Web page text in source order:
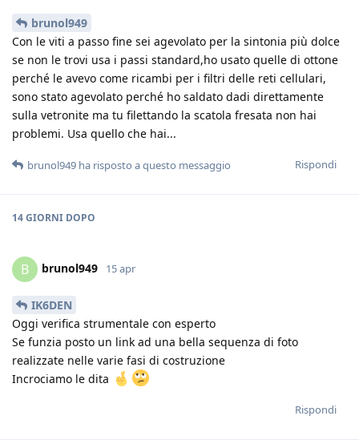
brunol949
Con le viti a passo fine sei agevolato per la sintonia più dolce
se non le trovi usa i passi standard,ho usato quelle di ottone
perché le avevo come ricambi per i filtri delle reti cellulari,
sono stato agevolato perché ho saldato dadi direttamente
sulla vetronite ma tu filettando la scatola fresata non hai
problemi. Usa quello che hai...
Rispondi
brunol949 ha risposto a questo messaggio
14 GIORNI DOPO
B brunol949 15 apr
IK6DEN
Oggi verifica strumentale con esperto
Se funzia posto un link ad una bella sequenza di foto
realizzate nelle varie fasi di costruzione
Incrociamo le dita
Rispondi